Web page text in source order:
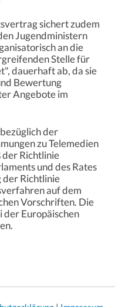
sichert zudem
Jugendministern
an die
Stelle für
dauerhaft ab, da sie
Bewertung
Angebote im
der
zu Telemedien
Richtlinie
und des Rates
der Richtlinie
auf dem
Vorschriften. Die
Europäischen